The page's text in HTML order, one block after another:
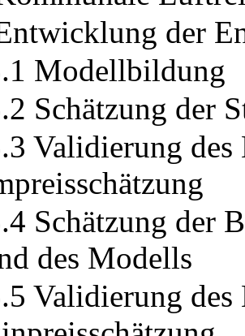
der
Modellbildung
Schätzung der
Validierung
Schätzung der
des Modells
Validierung